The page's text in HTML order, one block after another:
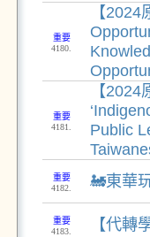
重要
4180.
【
重要
4181.
【
Public
重要
4182.
🚂東華
重要
4183.
【代轉